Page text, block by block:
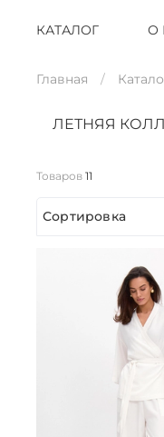
КАТАЛОГ О
Главная
ЛЕТНЯЯ
Товаров 11
Сортировка